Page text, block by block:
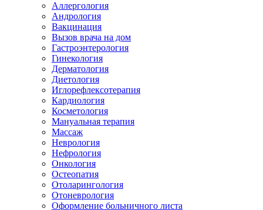
Аллергология
Андрология
Вакцинация
Вызов врача на дом
Гастроэнтерология
Гинекология
Дерматология
Диетология
Иглорефлексотерапия
Кардиология
Косметология
Мануальная терапия
Массаж
Неврология
Нефрология
Онкология
Остеопатия
Отоларингология
Отоневрология
Оформление больничного листа